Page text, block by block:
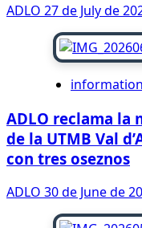
ADLO 27 de July de
ADLO reclama la
de la UTMB Val
con tres oseznos
ADLO 30 de June de